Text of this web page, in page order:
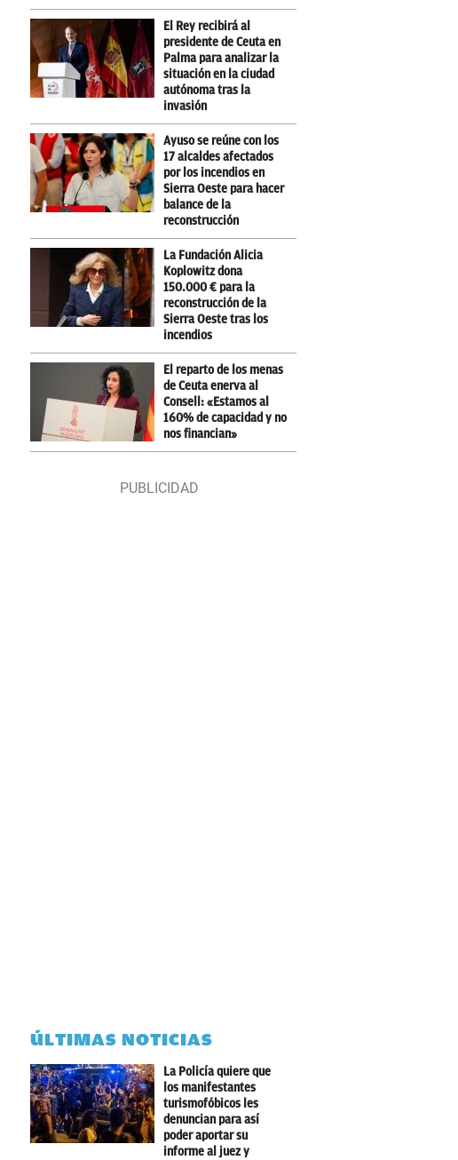
El Rey recibirá al
presidente de Ceuta en
Palma para analizar la
situación en la ciudad
autónoma tras la
invasión
Ayuso se reúne con los
17 alcaldes afectados
por los incendios en
Sierra Oeste para hacer
balance de la
reconstrucción
La Fundación Alicia
Koplowitz dona
150.000 € para la
reconstrucción de la
Sierra Oeste tras los
incendios
El reparto de los menas
de Ceuta enerva al
Consell: «Estamos al
160% de capacidad y no
nos financian»
ÚLTIMAS NOTICIAS
La Policía quiere que
los manifestantes
turismofóbicos les
denuncian para así
poder aportar su
informe al juez y